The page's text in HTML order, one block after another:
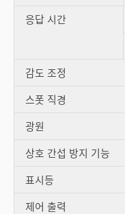
응답 시간
감도 조정
스폿 직경
광원
상호 간섭 방지 기능
표시등
제어 출력